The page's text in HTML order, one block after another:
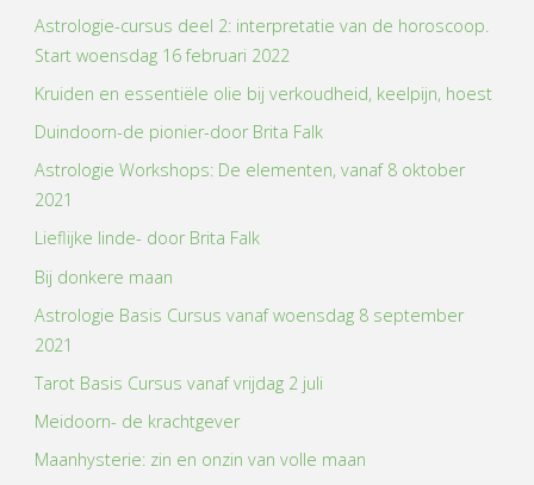
Astrologie-cursus deel 2: interpretatie van de horoscoop.
Start woensdag 16 februari 2022
Kruiden en essentiële olie bij verkoudheid, keelpijn, hoest
Duindoorn-de pionier-door Brita Falk
Astrologie Workshops: De elementen, vanaf 8 oktober
2021
Lieflijke linde- door Brita Falk
Bij donkere maan
Astrologie Basis Cursus vanaf woensdag 8 september
2021
Tarot Basis Cursus vanaf vrijdag 2 juli
Meidoorn- de krachtgever
Maanhysterie: zin en onzin van volle maan